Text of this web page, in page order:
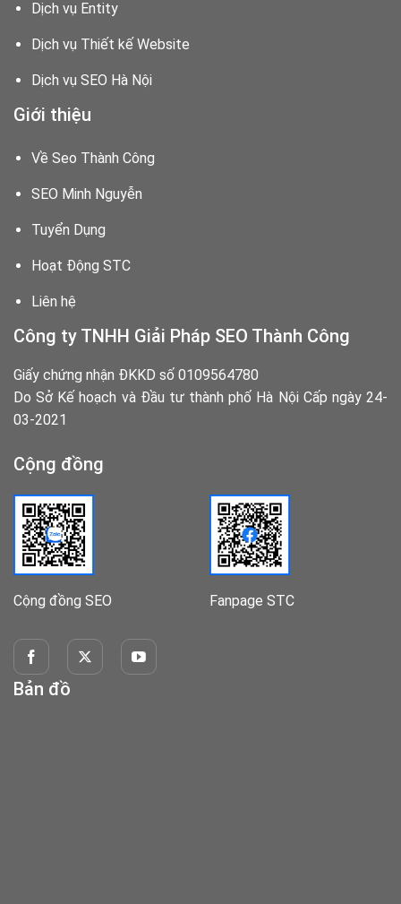
Dịch vụ Entity
Dịch vụ Thiết kế Website
Dịch vụ SEO Hà Nội
Giới thiệu
Về Seo Thành Công
SEO Minh Nguyễn
Tuyển Dụng
Hoạt Động STC
Liên hệ
Công ty TNHH Giải Pháp SEO Thành Công
Giấy chứng nhận ĐKKD số 0109564780
Do Sở Kế hoạch và Đầu tư thành phố Hà Nội Cấp ngày 24-
03-2021
Cộng đồng
Cộng đồng SEO Fanpage STC
Bản đồ